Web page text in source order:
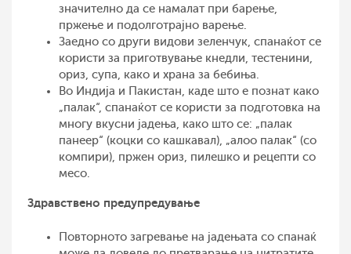
значително да се намалат при барење,
пржење и подолготрајно варење.
Заедно со други видови зеленчук, спанаќот се
користи за приготвување кнедли, тестенини,
ориз, супа, како и храна за бебиња.
Во Индија и Пакистан, каде што е познат како
„палак“, спанаќот се користи за подготовка на
многу вкусни јадења, како што се: „палак
панеер“ (коцки со кашкавал), „алоо палак“ (со
компири), пржен ориз, пилешко и рецепти со
месо.
Здравствено предупредување
Повторното загревање на јадењата со спанаќ